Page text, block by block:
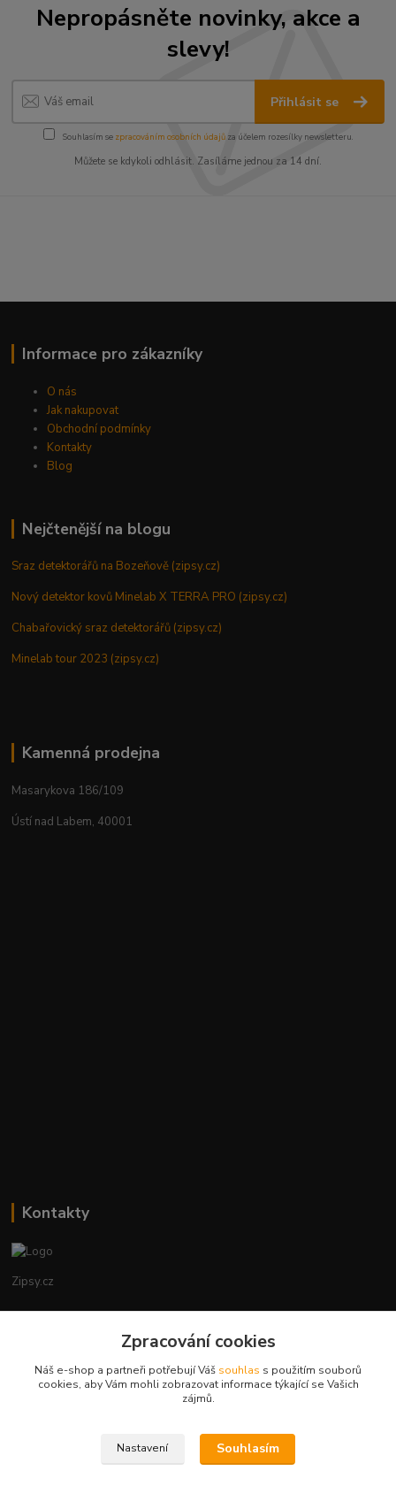
Nepropásněte novinky, akce a
slevy!
Přihlásit se
Souhlasím se zpracováním osobních údajůza účelem rozesílky newsletteru.
Můžete se kdykoli odhlásit. Zasíláme jednou za 14 dní.
Informace pro zákazníky
O nás
Jak nakupovat
Obchodní podmínky
Kontakty
Blog
Nejčtenější na blogu
Sraz detektorářů na Bozeňově (zipsy.cz)
Nový detektor kovů Minelab X TERRA PRO (zipsy.cz)
Chabařovický sraz detektorářů (zipsy.cz)
Minelab tour 2023 (zipsy.cz)
Kamenná prodejna
Masarykova 186/109
Ústí nad Labem, 40001
Kontakty
Zipsy.cz
+420774877333
obchod@zipsy.cz
Zpracování cookies
Náš e-shop a partneři potřebují Váš souhlas s použitím souborů
cookies, aby Vám mohli zobrazovat informace týkající se Vašich
zájmů.
Nastavení Souhlasím